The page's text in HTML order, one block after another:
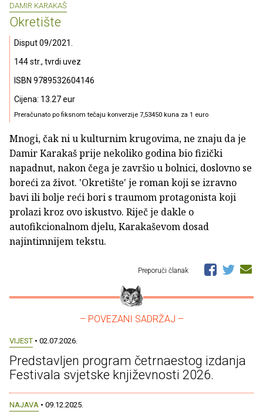
DAMIR KARAKAŠ
Okretište
Disput 09/2021.
144 str., tvrdi uvez
ISBN 9789532604146
Cijena: 13.27 eur
Preračunato po fiksnom tečaju konverzije 7,53450 kuna za 1 euro
Mnogi, čak ni u kulturnim krugovima, ne znaju da je
Damir Karakaš prije nekoliko godina bio fizički
napadnut, nakon čega je završio u bolnici, doslovno se
boreći za život. 'Okretište' je roman koji se izravno
bavi ili bolje reći bori s traumom protagonista koji
prolazi kroz ovo iskustvo. Riječ je dakle o
autofikcionalnom djelu, Karakaševom dosad
najintimnijem tekstu.
Preporuči članak
– POVEZANI SADRŽAJ –
VIJEST • 02.07.2026.
Predstavljen program četrnaestog izdanja
Festivala svjetske književnosti 2026.
NAJAVA • 09.12.2025.